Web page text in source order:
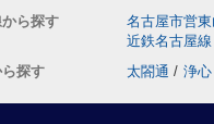
から探す
名古屋市営東
近鉄名古屋線
探す
太閤通 / 浄心